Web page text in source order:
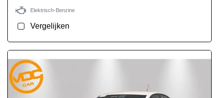
Elektrisch-Benzine
Vergelijken